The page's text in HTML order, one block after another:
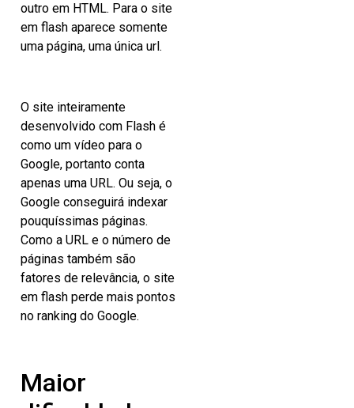
outro em HTML. Para o site
em flash aparece somente
uma página, uma única url.
O site inteiramente
desenvolvido com Flash é
como um vídeo para o
Google, portanto conta
apenas uma URL. Ou seja, o
Google conseguirá indexar
pouquíssimas páginas.
Como a URL e o número de
páginas também são
fatores de relevância, o site
em flash perde mais pontos
no ranking do Google.
Maior